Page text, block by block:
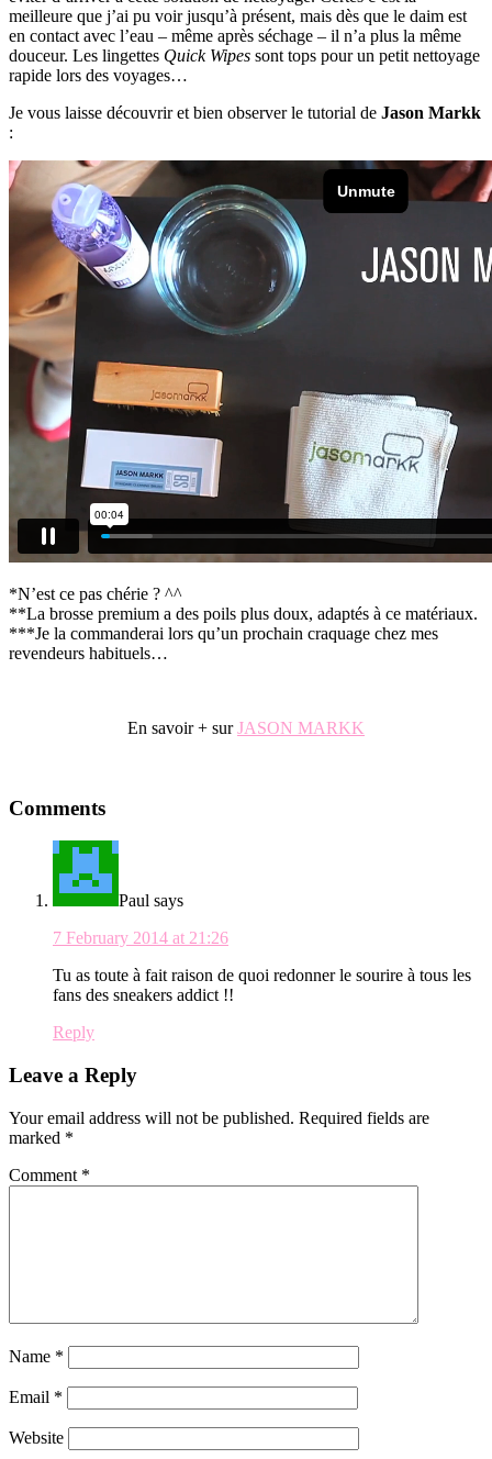
meilleure que j’ai pu voir jusqu’à présent, mais dès que le daim est
en contact avec l’eau – même après séchage – il n’a plus la même
douceur. Les lingettes Quick Wipes sont tops pour un petit nettoyage
rapide lors des voyages…
Je vous laisse découvrir et bien observer le tutorial de Jason Markk
:
*N’est ce pas chérie ? ^^
**La brosse premium a des poils plus doux, adaptés à ce matériaux.
***Je la commanderai lors qu’un prochain craquage chez mes
revendeurs habituels…
En savoir + surJASON MARKK
Reader
Interactions
Comments
Paul says
7 February 2014 at 21:26
Tu as toute à fait raison de quoi redonner le sourire à tous les
fans des sneakers addict !!
Reply
Leave a Reply
Your email address will not be published. Required fields are
marked *
Comment *
Name *
Email *
Website